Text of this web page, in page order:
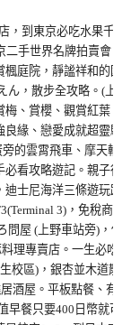
，到東京必吃水果千
二手世界名牌拍賣會
楓庭院，靜謐祥和的
ん，散步全攻略。(上
梅、賞櫻、觀賞紅葉
良緣、戀愛成就超靈
旁的雲霄飛車、摩天
必看攻略遊記。親子
迪士尼海洋三條遊玩
3)，免稅商
問屋 (上野車站旁)，
料理專賣店。一生必
校區)，銀杏並木道
酒屋。平板點餐、有
早餐只要400日幣就